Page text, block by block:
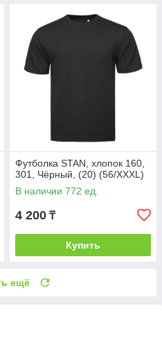
Футболка STAN, хлопок 160,
301, Чёрный, (20) (56/XXXL)
В наличии 772 ед.
4 200 ₸
Купить
ещё